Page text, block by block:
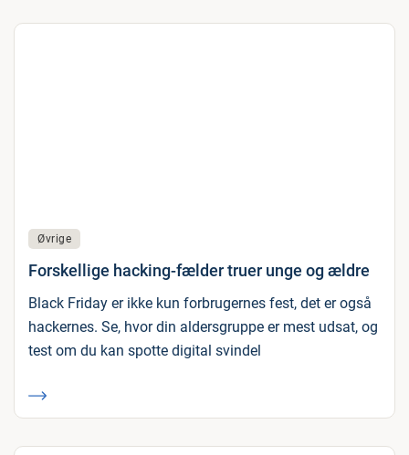
Øvrige
Forskellige hacking-fælder truer unge og ældre
Black Friday er ikke kun forbrugernes fest, det er også
hackernes. Se, hvor din aldersgruppe er mest udsat, og
test om du kan spotte digital svindel